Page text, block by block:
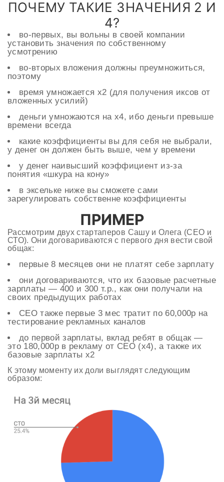
ПОЧЕМУ ТАКИЕ ЗНАЧЕНИЯ 2 И
4?
во-первых, вы вольны в своей компании
установить значения по собственному
усмотрению
во-вторых вложения должны преумножиться,
поэтому
время умножается х2 (для получения иксов от
вложенных усилий)
деньги умножаются на х4, ибо деньги превыше
времени всегда
какие коэффициенты вы для себя не выбрали,
у денег он должен быть выше, чем у времени
у денег наивысший коэффициент из-за
понятия «шкура на кону»
в эксельке ниже вы сможете сами
зарегулировать собственне коэффициенты
ПРИМЕР
Рассмотрим двух стартаперов Сашу и Олега (СЕО и
СТО). Они договариваются с первого дня вести свой
общак:
первые 8 месяцев они не платят себе зарплату
они договариваются, что их базовые расчетные
зарплаты — 400 и 300 т.р., как они получали на
своих предыдущих работах
СЕО также первые 3 мес тратит по 60,000р на
тестирование рекламных каналов
до первой зарплаты, вклад ребят в общак —
это 180,000р в рекламу от СЕО (х4), а также их
базовые зарплаты х2
К этому моменту их доли выглядят следующим
образом: